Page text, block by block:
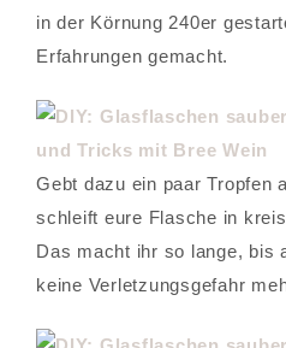
in der Körnung 240er
Erfahrungen gemacht.
Gebt dazu ein paar Tropfen
schleift eure Flasche in
Das macht ihr so lange, bis
keine Verletzungsgefahr